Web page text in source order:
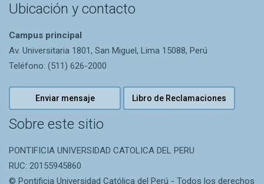
Ubicación y contacto
Campus principal
Av. Universitaria 1801, San Miguel, Lima 15088, Perú
Teléfono: (511) 626-2000
Enviar mensaje Libro de Reclamaciones
Sobre este sitio
PONTIFICIA UNIVERSIDAD CATOLICA DEL PERU
RUC: 20155945860
© Pontificia Universidad Católica del Perú - Todos los derechos